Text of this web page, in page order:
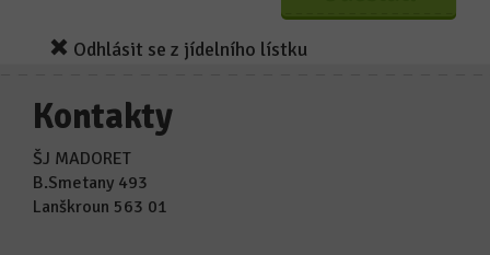
Odhlásit se z jídelního lístku
Kontakty
ŠJ MADORET
B.Smetany 493
Lanškroun 563 01